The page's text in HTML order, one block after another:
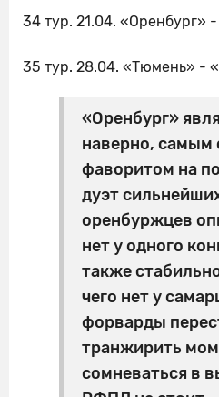
34 тур. 21.04. «Оренбург»
35 тур. 28.04. «Тюмень» -
«Оренбург»
наверно, самым
фаворитом на
дуэт
оренбуржцев
нет у одного
также
чего нет у
форварды
транжирить
сомневаться в